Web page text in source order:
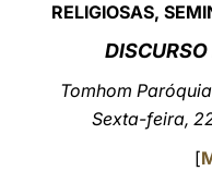
RELIGIOSAS,
Tomhom
Sexta-feira,
[